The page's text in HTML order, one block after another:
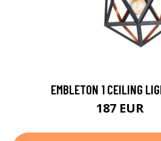
EMBLETON 1 CEILING
187 EUR